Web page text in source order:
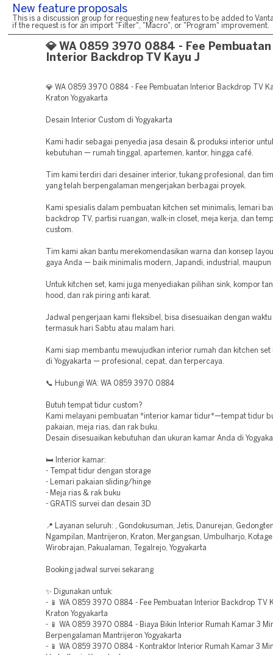
New feature proposals
This is a discussion group for requesting new features to be added to
if the request is for an import "Filter", "Macro", or "Program" improvement.
💎 WA 0859 3970 0884 - Fee Pembuatan
Interior Backdrop TV Kayu J
💎 WA 0859 3970 0884 - Fee Pembuatan Interior Backdrop TV
Kraton Yogyakarta
Desain Interior Custom di Yogyakarta
Kami hadir sebagai penyedia jasa desain & produksi interior
kebutuhan — rumah tinggal, apartemen, kantor, hingga café.
Tim kami terdiri dari desainer interior, tukang profesional, dan
yang telah berpengalaman mengerjakan berbagai proyek.
Kami spesialis dalam pembuatan kitchen set minimalis, lemari
backdrop TV, partisi ruangan, walk-in closet, meja kerja, dan
custom.
Tim kami akan bantu merekomendasikan warna dan konsep
gaya Anda — baik minimalis modern, Japandi, industrial, maupun
Untuk kitchen set, kami juga menyediakan pilihan sink, kompor
hood, dan rak piring anti karat.
Jadwal pengerjaan kami fleksibel, bisa disesuaikan dengan waktu
termasuk hari Sabtu atau malam hari.
Kami siap membantu mewujudkan interior rumah dan kitchen set
di Yogyakarta — profesional, cepat, dan terpercaya.
📞 Hubungi WA: WA 0859 3970 0884
Butuh tempat tidur custom?
Kami melayani pembuatan *interior kamar tidur*—tempat tidur
pakaian, meja rias, dan rak buku.
Desain disesuaikan kebutuhan dan ukuran kamar Anda di
🛏️ Interior kamar:
- Tempat tidur dengan storage
- Lemari pakaian sliding/hinge
- Meja rias & rak buku
- GRATIS survei dan desain 3D
📍 Layanan seluruh: , Gondokusuman, Jetis, Danurejan,
Ngampilan, Mantrijeron, Kraton, Mergangsan, Umbulharjo,
Wirobrajan, Pakualaman, Tegalrejo, Yogyakarta
Booking jadwal survei sekarang
✨ Digunakan untuk:
- 📱 WA 0859 3970 0884 - Fee Pembuatan Interior Backdrop TV
Kraton Yogyakarta
- 📱 WA 0859 3970 0884 - Biaya Bikin Interior Rumah Kamar 3
Berpengalaman Mantrijeron Yogyakarta
- 📱 WA 0859 3970 0884 - Kontraktor Interior Rumah Kamar 3